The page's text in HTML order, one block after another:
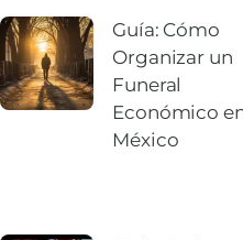
Guía: Cómo
Organizar un
Funeral
Económico
México